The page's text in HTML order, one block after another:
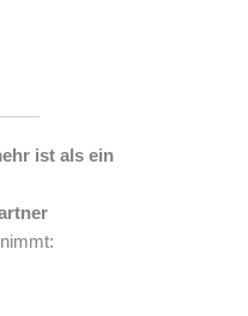
ist als ein